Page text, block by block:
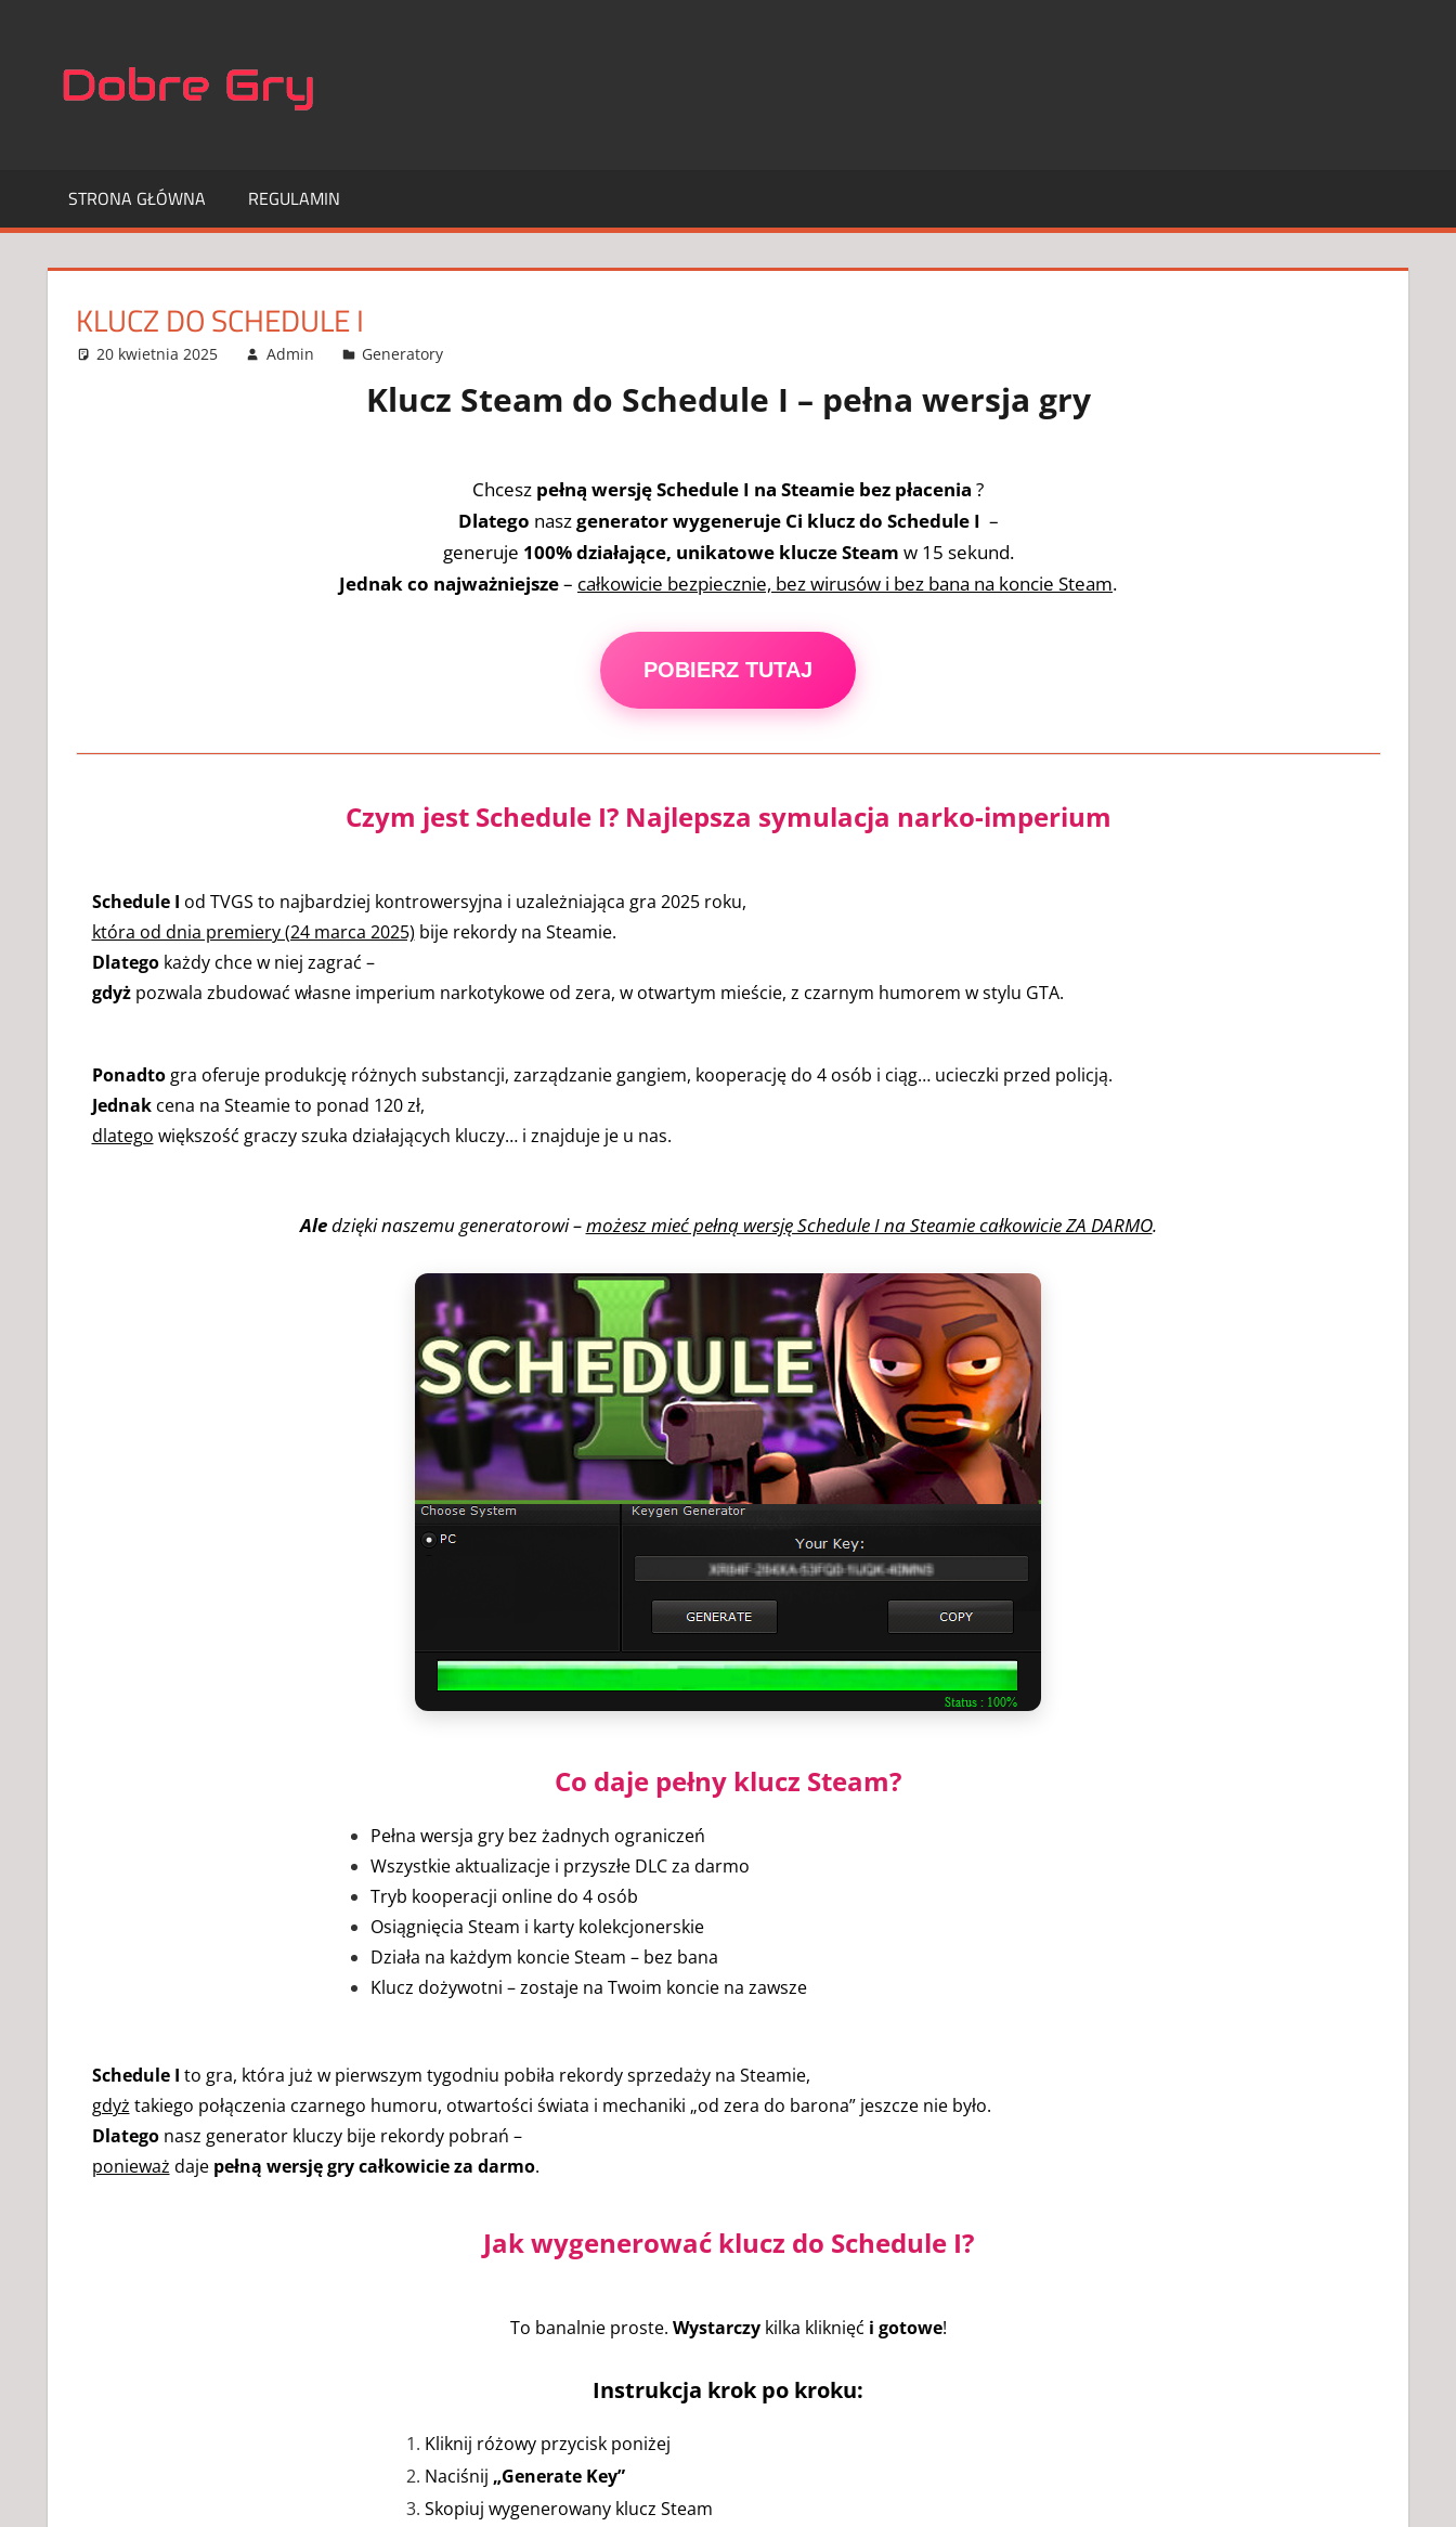
content
GIER
STRONA GŁÓWNA REGULAMIN
KLUCZ DO SCHEDULE I
20 kwietnia 2025 Admin Generatory
Klucz Steam do Schedule I – pełna wersja gry
Chcesz pełną wersję Schedule I na Steamie bez płacenia ?
Dlatego naszgenerator wygeneruje Ci klucz do Schedule I –
generuje 100% działające, unikatowe klucze Steam w 15 sekund.
Jednak co najważniejsze– całkowicie bezpiecznie, bez wirusów i bez bana na koncie Steam.
POBIERZ TUTAJ
Czym jest Schedule I? Najlepsza symulacja narko-imperium
Schedule I od TVGS to najbardziej kontrowersyjna i uzależniająca gra 2025 roku,
która od dnia premiery (24 marca 2025) bije rekordy na Steamie.
Dlategokażdy chce w niej zagrać –
gdyżpozwala zbudować własne imperium narkotykowe od zera, w otwartym mieście, z czarnym humorem w stylu GTA.
Ponadtogra oferuje produkcję różnych substancji, zarządzanie gangiem, kooperację do 4 osób i ciąg… ucieczki przed policją.
Jednakcena na Steamie to ponad 120 zł,
dlatego większość graczy szuka działających kluczy… i znajduje je u nas.
Aledzięki naszemu generatorowi –możesz mieć pełną wersję Schedule I na Steamie całkowicie ZA DARMO.
Co daje pełny klucz Steam?
Pełna wersja gry bez żadnych ograniczeń
Wszystkie aktualizacje i przyszłe DLC za darmo
Tryb kooperacji online do 4 osób
Osiągnięcia Steam i karty kolekcjonerskie
Działa na każdym koncie Steam – bez bana
Klucz dożywotni – zostaje na Twoim koncie na zawsze
Schedule I to gra, która już w pierwszym tygodniu pobiła rekordy sprzedaży na Steamie,
gdyż takiego połączenia czarnego humoru, otwartości świata i mechaniki „od zera do barona” jeszcze nie było.
Dlategonasz generator kluczy bije rekordy pobrań –
ponieważ daje pełną wersję gry całkowicie za darmo.
Jak wygenerować klucz do Schedule I?
To banalnie proste. Wystarczykilka kliknięć i gotowe!
Instrukcja krok po kroku:
Kliknij różowy przycisk poniżej
Naciśnij „Generate Key”
Skopiuj wygenerowany klucz Steam